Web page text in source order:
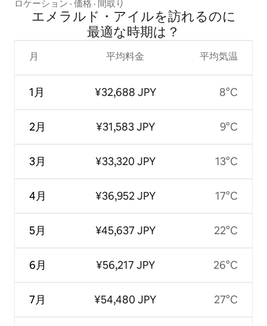
ロケーション · 価格 · 間取り
エメラルド・アイルを訪⁠れ⁠るの⁠に
最⁠適⁠な時⁠期⁠は⁠？
月
1月
2月
3月
4月
5月
6月
7月
平均料金
¥32,688 JPY
¥31,583 JPY
¥33,320 JPY
¥36,952 JPY
¥45,637 JPY
¥56,217 JPY
¥54,480 JPY
平均気温
8°C
9°C
13°C
17°C
22°C
26°C
27°C